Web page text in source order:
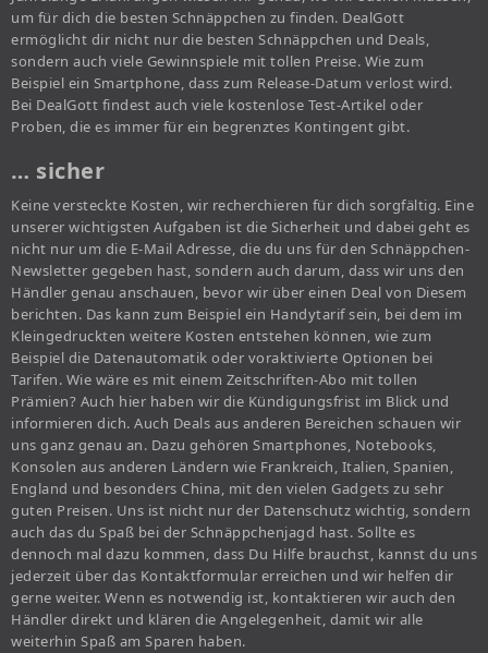
um für dich die besten Schnäppchen zu finden. DealGott
ermöglicht dir nicht nur die besten Schnäppchen und Deals,
sondern auch viele Gewinnspiele mit tollen Preise. Wie zum
Beispiel ein Smartphone, dass zum Release-Datum verlost wird.
Bei DealGott findest auch viele kostenlose Test-Artikel oder
Proben, die es immer für ein begrenztes Kontingent gibt.
… sicher
Keine versteckte Kosten, wir recherchieren für dich sorgfältig. Eine
unserer wichtigsten Aufgaben ist die Sicherheit und dabei geht es
nicht nur um die E-Mail Adresse, die du uns für den Schnäppchen-
Newsletter gegeben hast, sondern auch darum, dass wir uns den
Händler genau anschauen, bevor wir über einen Deal von Diesem
berichten. Das kann zum Beispiel ein Handytarif sein, bei dem im
Kleingedruckten weitere Kosten entstehen können, wie zum
Beispiel die Datenautomatik oder voraktivierte Optionen bei
Tarifen. Wie wäre es mit einem Zeitschriften-Abo mit tollen
Prämien? Auch hier haben wir die Kündigungsfrist im Blick und
informieren dich. Auch Deals aus anderen Bereichen schauen wir
uns ganz genau an. Dazu gehören Smartphones, Notebooks,
Konsolen aus anderen Ländern wie Frankreich, Italien, Spanien,
England und besonders China, mit den vielen Gadgets zu sehr
guten Preisen. Uns ist nicht nur der Datenschutz wichtig, sondern
auch das du Spaß bei der Schnäppchenjagd hast. Sollte es
dennoch mal dazu kommen, dass Du Hilfe brauchst, kannst du uns
jederzeit über das Kontaktformular erreichen und wir helfen dir
gerne weiter. Wenn es notwendig ist, kontaktieren wir auch den
Händler direkt und klären die Angelegenheit, damit wir alle
weiterhin Spaß am Sparen haben.